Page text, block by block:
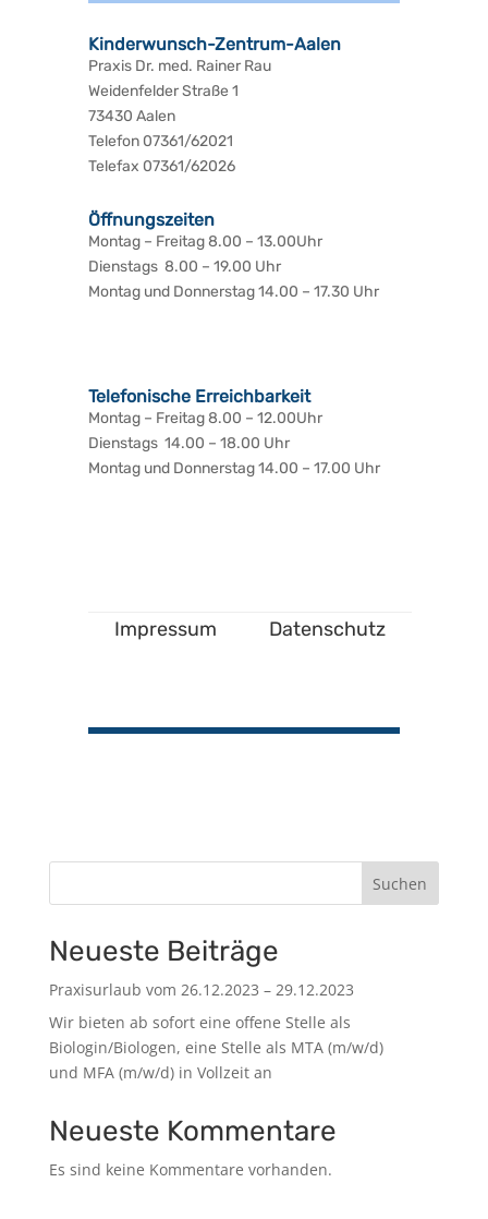
Kinderwunsch-Zentrum-Aalen
Praxis Dr. med. Rainer Rau
Weidenfelder Straße 1
73430 Aalen
Telefon 07361/62021
Telefax 07361/62026
Öffnungszeiten
Montag – Freitag 8.00 – 13.00Uhr
Dienstags 8.00 – 19.00 Uhr
Montag und Donnerstag 14.00 – 17.30 Uhr
Telefonische Erreichbarkeit
Montag – Freitag 8.00 – 12.00Uhr
Dienstags 14.00 – 18.00 Uhr
Montag und Donnerstag 14.00 – 17.00 Uhr
Impressum Datenschutz
Suchen
Neueste Beiträge
Praxisurlaub vom 26.12.2023 – 29.12.2023
Wir bieten ab sofort eine offene Stelle als
Biologin/Biologen, eine Stelle als MTA (m/w/d)
und MFA (m/w/d) in Vollzeit an
Neueste Kommentare
Es sind keine Kommentare vorhanden.